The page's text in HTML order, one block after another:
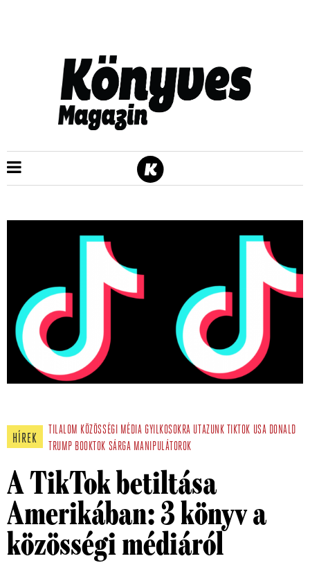
HÍREK
TILALOM KÖZÖSSÉGI MÉDIA GYILKOSOKRA UTAZUNK TIKTOK USA DONALD
TRUMP BOOKTOK SÁRGA MANIPULÁTOROK
A TikTok betiltása
Amerikában: 3 könyv a
közösségi médiáról